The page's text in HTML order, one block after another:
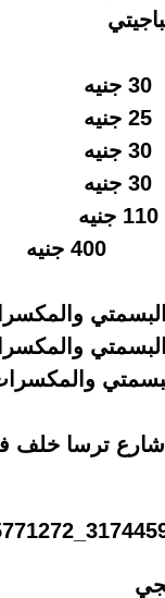
سباجيتي
400 جنيه
شارع ترسا خلف